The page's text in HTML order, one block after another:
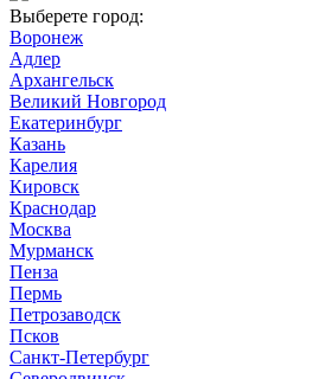
Выберете город:
Воронеж
Адлер
Архангельск
Великий Новгород
Екатеринбург
Казань
Карелия
Кировск
Краснодар
Москва
Мурманск
Пенза
Пермь
Петрозаводск
Псков
Санкт-Петербург